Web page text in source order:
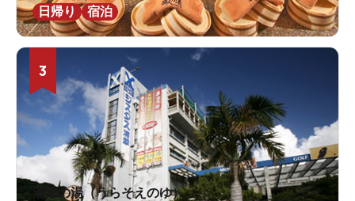
日帰り
宿泊
3
浦添の湯（うらそえのゆ）